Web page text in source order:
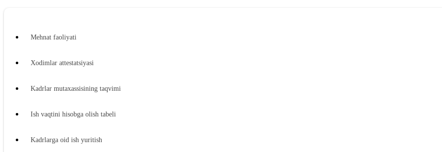
Mehnat faoliyati
Xodimlar attestatsiyasi
Kadrlar mutaхassisining taqvimi
Ish vaqtini hisobga olish tabeli
Kadrlarga oid ish yuritish